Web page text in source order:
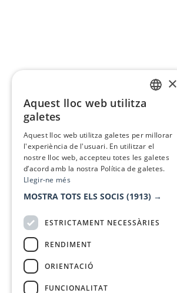
×
Aquest lloc web utilitza
galetes
Aquest lloc web utilitza galetes per millorar
l'experiència de l'usuari. En utilitzar el
nostre lloc web, accepteu totes les galetes
d’acord amb la nostra Política de galetes.
Llegir-ne més
MOSTRA TOTS ELS SOCIS (1913) →
ESTRICTAMENT NECESSÀRIES
RENDIMENT
ORIENTACIÓ
FUNCIONALITAT